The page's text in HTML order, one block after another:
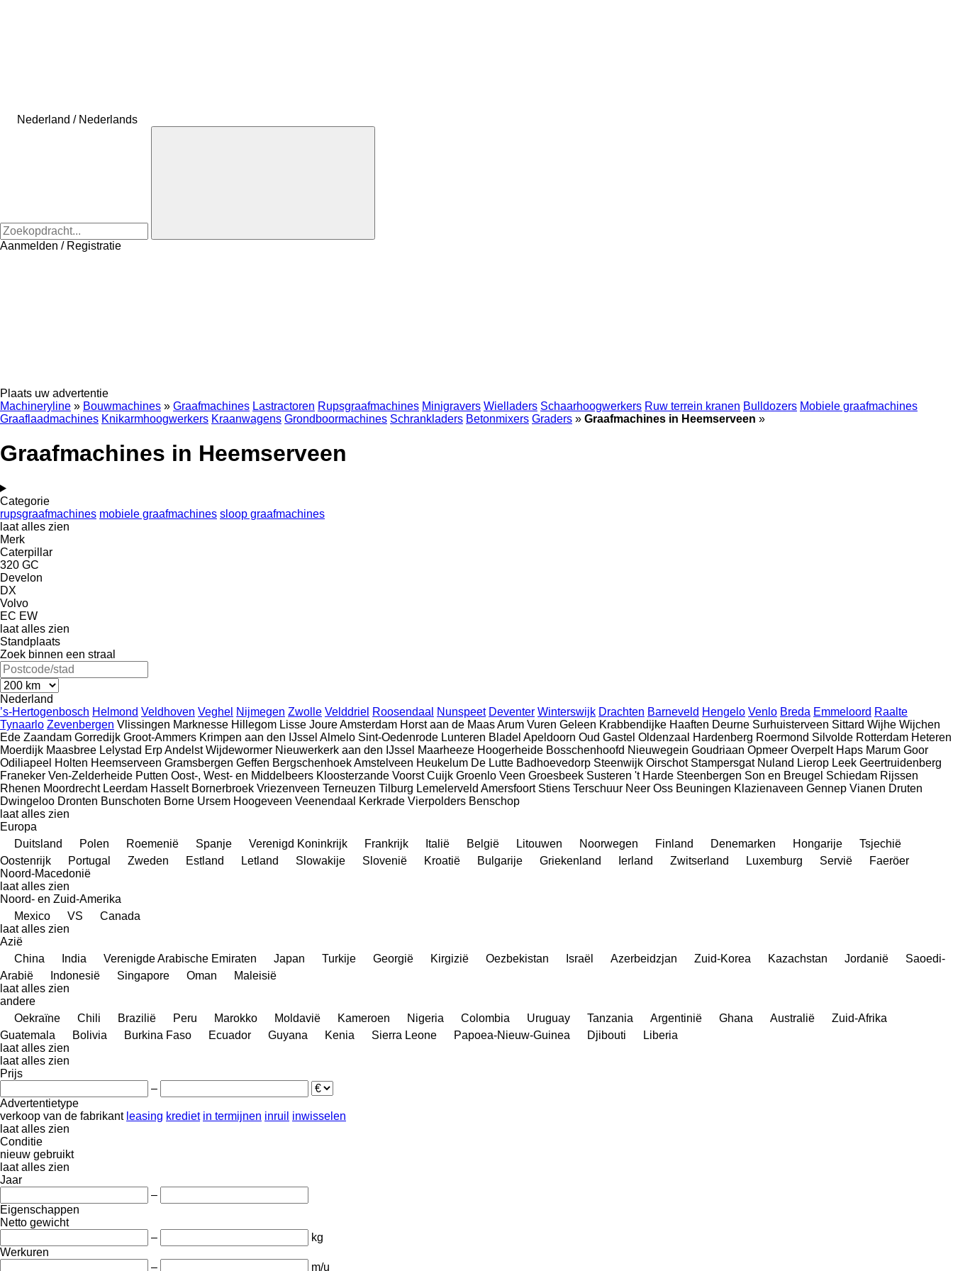
Nederland / Nederlands
Aanmelden / Registratie
Plaats uw advertentie
Machineryline » Bouwmachines » Graafmachines Lastractoren Rupsgraafmachines Minigravers Wielladers Schaarhoogwerkers Ruw terrein kranen Bulldozers Mobiele graafmachines
Graaflaadmachines Knikarmhoogwerkers Kraanwagens Grondboormachines Schrankladers Betonmixers Graders » Graafmachines in Heemserveen »
Graafmachines in Heemserveen
Categorie
rupsgraafmachines mobiele graafmachines sloop graafmachines
laat alles zien
Merk
Caterpillar
320 GC
Develon
DX
Volvo
EC EW
laat alles zien
Standplaats
Zoek binnen een straal
Nederland
’s-Hertogenbosch Helmond Veldhoven Veghel Nijmegen Zwolle Velddriel Roosendaal Nunspeet Deventer Winterswijk Drachten Barneveld Hengelo Venlo Breda Emmeloord Raalte
Tynaarlo Zevenbergen Vlissingen Marknesse Hillegom Lisse JoureAmsterdam Horst aan de MaasArum Vuren Geleen Krabbendijke Haaften Deurne Surhuisterveen Sittard Wijhe Wijchen
Ede Zaandam Gorredijk Groot-Ammers Krimpen aan den IJssel Almelo Sint-Oedenrode Lunteren Bladel Apeldoorn Oud Gastel Oldenzaal Hardenberg Roermond Silvolde Rotterdam Heteren
Moerdijk Maasbree Lelystad ErpAndelst Wijdewormer Nieuwerkerk aan den IJssel Maarheeze Hoogerheide Bosschenhoofd Nieuwegein Goudriaan Opmeer Overpelt Haps Marum Goor
Odiliapeel Holten Heemserveen Gramsbergen Geffen BergschenhoekAmstelveen Heukelum De Lutte Badhoevedorp Steenwijk Oirschot Stampersgat Nuland Lierop Leek Geertruidenberg
Franeker Ven-Zelderheide Putten Oost-, West- en Middelbeers Kloosterzande Voorst Cuijk Groenlo Veen Groesbeek Susteren 't Harde Steenbergen Son en Breugel Schiedam Rijssen
Rhenen Moordrecht Leerdam Hasselt Bornerbroek Vriezenveen Terneuzen Tilburg Lemelerveld Amersfoort Stiens Terschuur Neer Oss Beuningen Klazienaveen Gennep Vianen Druten
Dwingeloo Dronten Bunschoten Borne Ursem Hoogeveen Veenendaal Kerkrade Vierpolders Benschop
laat alles zien
Europa
Duitsland
Polen Roemenië Spanje Verenigd Koninkrijk Frankrijk Italië België Litouwen Noorwegen Finland Denemarken Hongarije
Tsjechië
Oostenrijk
Portugal Zweden Estland Letland Slowakije Slovenië Kroatië Bulgarije Griekenland Ierland Zwitserland Luxemburg Servië
Faeröer
Noord-Macedonië
laat alles zien
Noord- en Zuid-Amerika
Mexico
VS
Canada
laat alles zien
Azië
China
India Verenigde Arabische Emiraten Japan Turkije Georgië Kirgizië Oezbekistan Israël Azerbeidzjan Zuid-Korea Kazachstan Jordanië
Saoedi-
Arabië
Indonesië Singapore Oman
Maleisië
laat alles zien
andere
Oekraïne
Chili Brazilië Peru Marokko Moldavië Kameroen Nigeria Colombia Uruguay Tanzania Argentinië Ghana Australië
Zuid-Afrika
Guatemala
Bolivia Burkina Faso Ecuador Guyana Kenia Sierra Leone Papoea-Nieuw-Guinea Djibouti
Liberia
laat alles zien
laat alles zien
Prijs
–
Advertentietype
verkoop van de fabrikant leasing krediet in termijnen inruil inwisselen
laat alles zien
Conditie
nieuw gebruikt
laat alles zien
Jaar
–
Eigenschappen
Netto gewicht
–
kg
Werkuren
–
m/u